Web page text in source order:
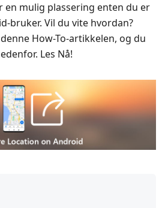
en mulig plassering enten du er
bruker. Vil du vite hvordan?
How-To-artikkelen, og du
Les Nå!